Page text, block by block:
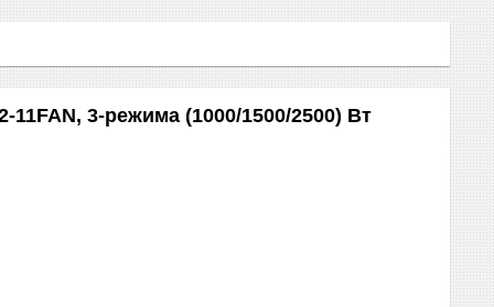
3-режима (1000/1500/2500) Вт